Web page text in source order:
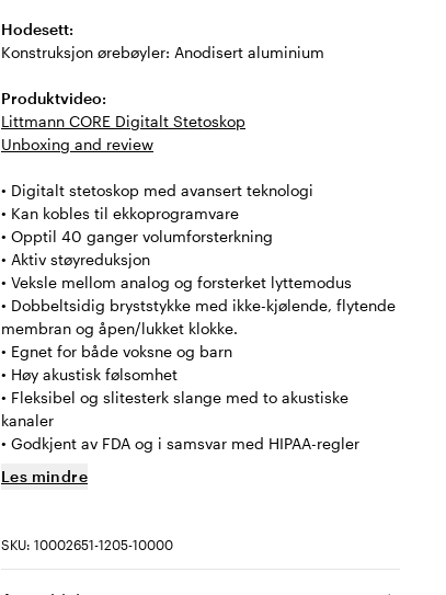
Hodesett:
Konstruksjon ørebøyler: Anodisert aluminium
Produktvideo:
Littmann CORE Digitalt Stetoskop
Unboxing and review
• Digitalt stetoskop med avansert teknologi
• Kan kobles til ekkoprogramvare
• Opptil 40 ganger volumforsterkning
• Aktiv støyreduksjon
• Veksle mellom analog og forsterket lyttemodus
• Dobbeltsidig bryststykke med ikke-kjølende, flytende
membran og åpen/lukket klokke.
• Egnet for både voksne og barn
• Høy akustisk følsomhet
• Fleksibel og slitesterk slange med to akustiske
kanaler
• Godkjent av FDA og i samsvar med HIPAA-regler
Les mindre
SKU: 10002651-1205-10000